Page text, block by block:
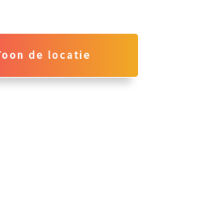
de locatie